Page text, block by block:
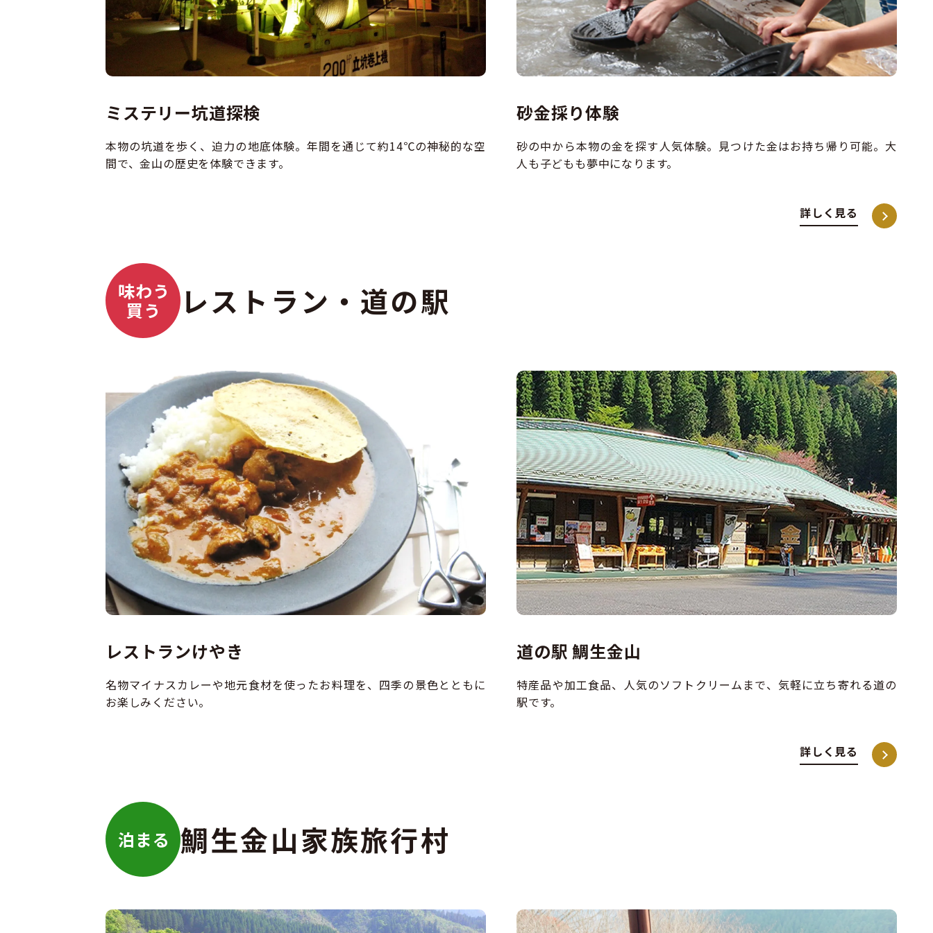
ミステリー坑道探検
本物の坑道を歩く、迫力の地底体験。年間を通じて約14℃の神秘的な空
間で、金山の歴史を体験できます。
砂金採り体験
砂の中から本物の金を探す人気体験。見つけた金はお持ち帰り可能。大
人も子どもも夢中になります。
詳しく見る
味わう
買う
レストラン・道の駅
レストランけやき
名物マイナスカレーや地元食材を使ったお料理を、四季の景色とともに
お楽しみください。
道の駅 鯛生金山
特産品や加工食品、人気のソフトクリームまで、気軽に立ち寄れる道の
駅です。
詳しく見る
泊まる 鯛生金山家族旅行村